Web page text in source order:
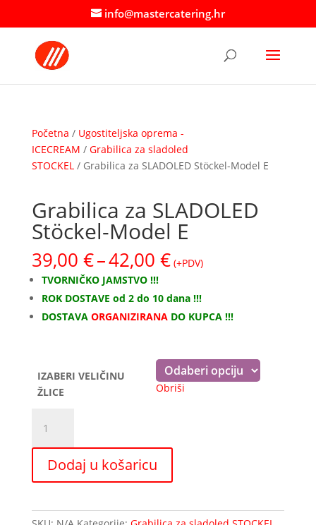
info@mastercatering.hr
Početna / Ugostiteljska oprema -
ICECREAM / Grabilica za sladoled
STOCKEL / Grabilica za SLADOLED Stöckel-Model E
Grabilica za SLADOLED
Stöckel-Model E
39,00 €–42,00 €Raspon
cijena:
od
39,00 €
do
(+PDV)
TVORNIČKO JAMSTVO !!!
ROK DOSTAVE od 2 do 10 dana !!!
DOSTAVA ORGANIZIRANADO KUPCA !!!
IZABERI VELIČINU
ŽLICE
Obriši
SLADOLED
Stöckel-
Model
količina
Dodaj u košaricu